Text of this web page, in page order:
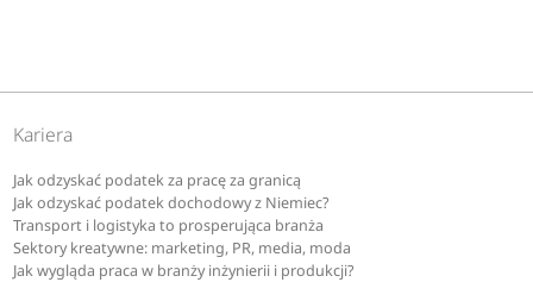
Kariera
Jak odzyskać podatek za pracę za granicą
Jak odzyskać podatek dochodowy z Niemiec?
Transport i logistyka to prosperująca branża
Sektory kreatywne: marketing, PR, media, moda
Jak wygląda praca w branży inżynierii i produkcji?